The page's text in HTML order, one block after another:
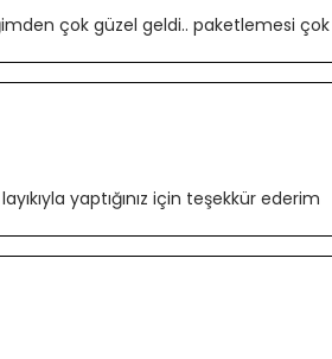
çok güzel geldi.. paketlemesi
yaptığınız için teşekkür ederim